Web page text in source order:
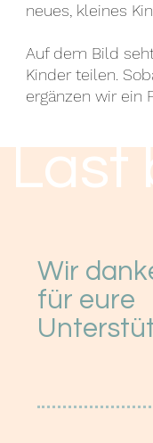
neues, kleines
Auf dem Bild
Kinder teilen.
ergänzen wir ein
Last
Wir
für eure